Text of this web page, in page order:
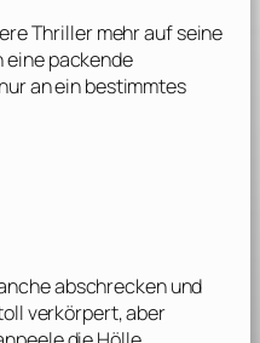
Thriller mehr auf seine
eine packende
an ein bestimmtes
abschrecken und
verkörpert, aber